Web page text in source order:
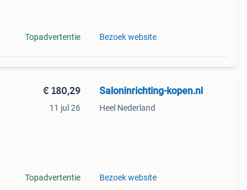
Topadvertentie Bezoek website
€ 180,29
11 jul 26
Topadvertentie
Saloninrichting-kopen.nl
Heel Nederland
Bezoek website